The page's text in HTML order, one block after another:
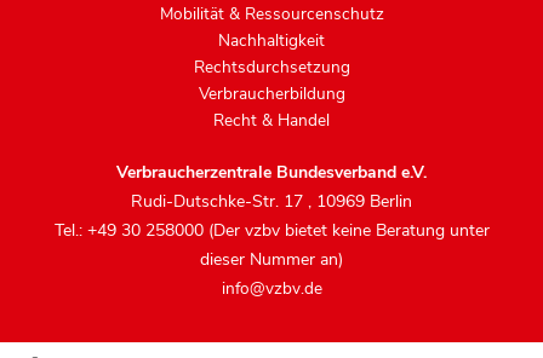
Mobilität & Ressourcenschutz
Nachhaltigkeit
Rechtsdurchsetzung
Verbraucherbildung
Recht & Handel
Verbraucherzentrale Bundesverband e.V.
Rudi-Dutschke-Str. 17 , 10969 Berlin
Tel.: +49 30 258000 (Der vzbv bietet keine Beratung unter
dieser Nummer an)
info@vzbv.de